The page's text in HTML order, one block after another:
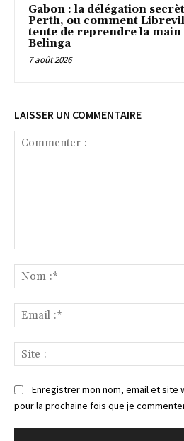
Gabon : la délégation
Perth, ou comment
tente de reprendre la main
Belinga
7 août 2026
LAISSER UN COMMENTAIRE
Enregistrer mon nom, email et site
pour la prochaine fois que je